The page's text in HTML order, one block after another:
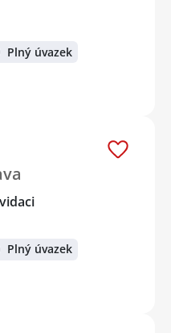
Plný úvazek
Plný úvazek